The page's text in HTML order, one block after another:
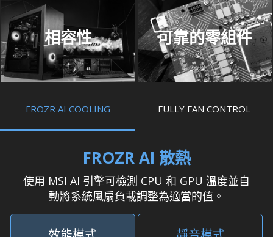
相容性 可靠的零組件
FROZR AI COOLING FULLY FAN CONTROL
FROZR AI 散熱
使用 MSI AI 引擎可檢測 CPU 和 GPU 溫度並自
動將系統風扇負載調整為適當的值。